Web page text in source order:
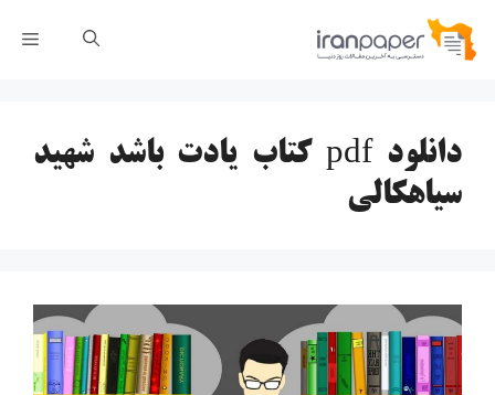
پرش
دانلود pdf کتاب یادت باشد شهید
سیاهکالی